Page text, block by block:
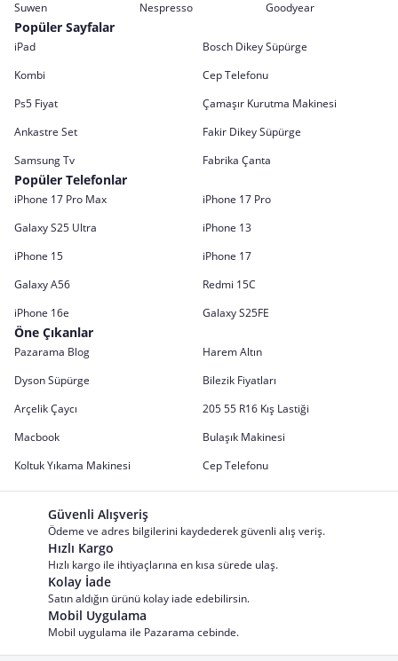
Suwen
Nespresso Goodyear
Popüler Sayfalar
iPad
Bosch Dikey Süpürge
Kombi
Cep Telefonu
Ps5 Fiyat
Çamaşır Kurutma Makinesi
Ankastre Set
Fakir Dikey Süpürge
Samsung Tv
Fabrika Çanta
Popüler Telefonlar
iPhone 17 Pro Max
iPhone 17 Pro
Galaxy S25 Ultra
iPhone 13
iPhone 15
iPhone 17
Galaxy A56
Redmi 15C
iPhone 16e
Galaxy S25FE
Öne Çıkanlar
Pazarama Blog
Harem Altın
Dyson Süpürge
Bilezik Fiyatları
Arçelik Çaycı
205 55 R16 Kış Lastiği
Macbook
Bulaşık Makinesi
Koltuk Yıkama Makinesi
Cep Telefonu
Güvenli Alışveriş
Ödeme ve adres bilgilerini kaydederek güvenli alış veriş.
Hızlı Kargo
Hızlı kargo ile ihtiyaçlarına en kısa sürede ulaş.
Kolay İade
Satın aldığın ürünü kolay iade edebilirsin.
Mobil Uygulama
Mobil uygulama ile Pazarama cebinde.